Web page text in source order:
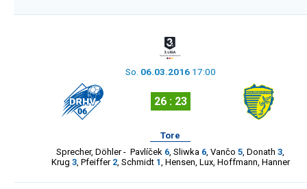
So. 06.03.2016 17:00
26 : 23
Tore
Sprecher, Döhler- Pavlíček 6 Sliwka 6 Vančo 5 Donath 3
Krug 3, Pfeiffer 2, Schmidt 1 Hensen Lux, Hoffmann Hanner